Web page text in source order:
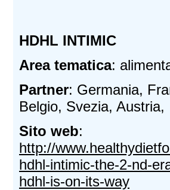
HDHL INTIMIC
Area tematica:
Partner: Germania,
Belgio, Svezia,
Sito web:
http://
hdhl-intimic-the-2-nd-
hdhl-is-on-its-way